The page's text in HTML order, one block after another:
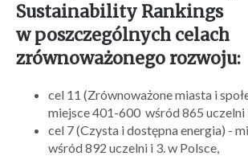
Sustainability Rankings
w poszczególnych celach
zrównoważonego rozwoju:
cel 11 (Zrównoważone miasta i
miejsce 401-600 wśród 865 uczelni
cel 7 (Czysta i dostępna energia) -
wśród 892 uczelni i 3. w Polsce,